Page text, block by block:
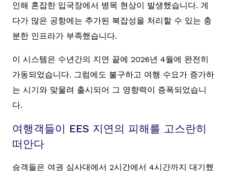
인해 혼잡한 입국장에서 병목 현상이 발생했습니다. 게
다가 많은 공항에는 추가된 복잡성을 처리할 수 있는 충
분한 인프라가 부족했습니다.
이 시스템은 수년간의 지연 끝에 2026년 4월에 완전히
가동되었습니다. 그럼에도 불구하고 여행 수요가 증가하
는 시기와 맞물려 출시되어 그 영향력이 증폭되었습니
다.
여행객들이 EES 지연의 피해를 고스란히
떠안다
승객들은 여권 심사대에서 2시간에서 4시간까지 대기했